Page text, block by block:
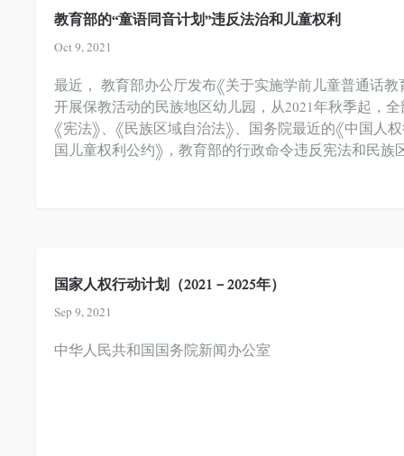
教育部的“童语同音计划”违反法治和儿童权利
Oct 9, 2021
最近， 教育部办公厅发布《关于实施学前儿童普通话教
开展保教活动的民族地区幼儿园，从2021年秋季起，
《宪法》、《民族区域自治法》、国务院最近的《中国
国儿童权利公约》，教育部的行政命令违反宪法和民
国家人权行动计划 （2021－2025年）
Sep 9, 2021
中华人民共和国国务院新闻办公室